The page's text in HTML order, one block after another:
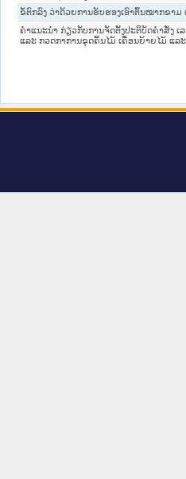
ຂໍ້ຕົກລົງ ວ່າດ້ວຍການຮັບຮອງເອົາຕົ້ນໝາກຂາມ
ຄຳແນະນຳ ກ່ຽວກັບການຈັດຕັ້ງປະຕິບັດຄຳສັ່ງ
ແລະ ກວດກາການຂຸດຄົ້ນໄມ້ ເຄື່ອນຍ້າຍໄມ້ ແລ